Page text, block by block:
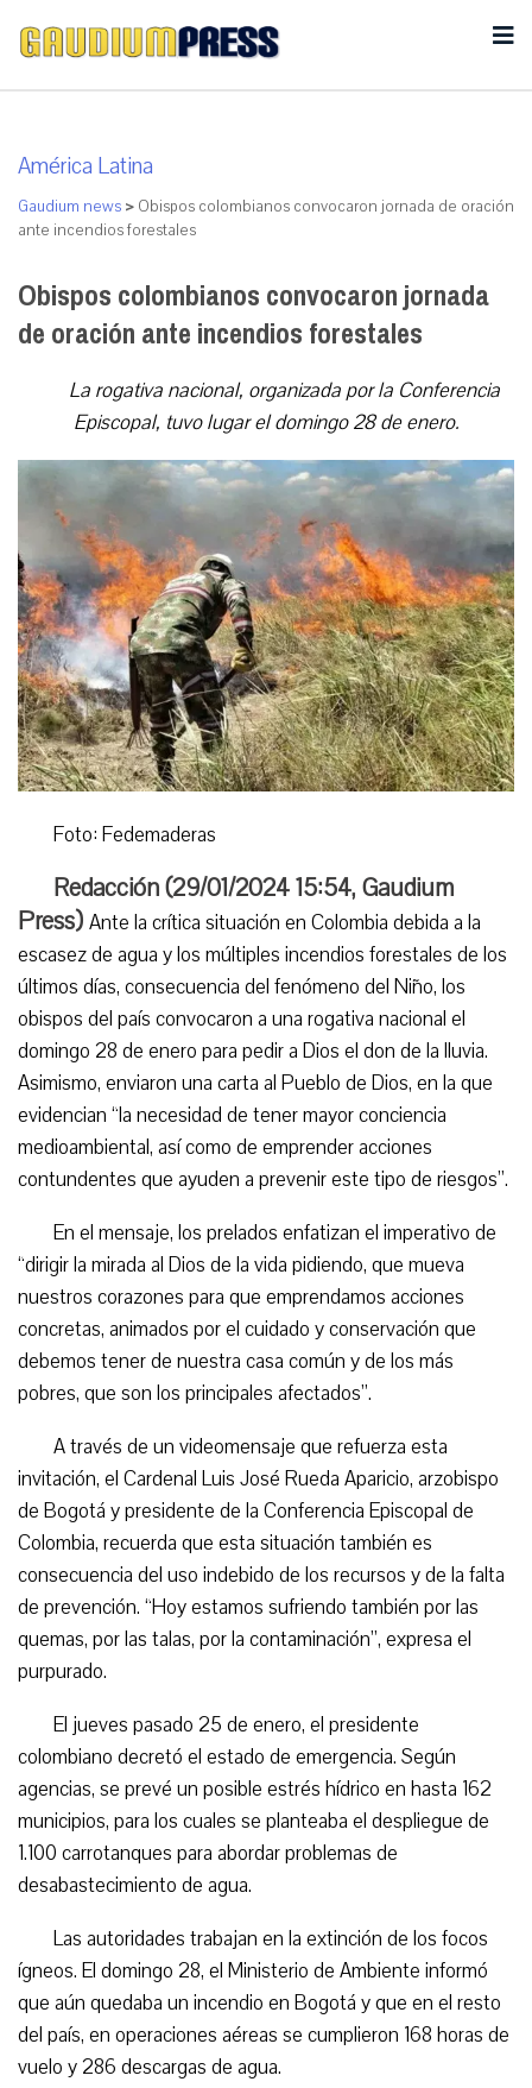
América Latina
Gaudium news > Obispos colombianos convocaron jornada de oración
ante incendios forestales
Obispos colombianos convocaron jornada
de oración ante incendios forestales
La rogativa nacional, organizada por la Conferencia
Episcopal, tuvo lugar el domingo 28 de enero.
Foto: Fedemaderas
Redacción (29/01/2024 15:54, Gaudium
Press) Ante la crítica situación en Colombia debida a la
escasez de agua y los múltiples incendios forestales de los
últimos días, consecuencia del fenómeno del Niño, los
obispos del país convocaron a una rogativa nacional el
domingo 28 de enero para pedir a Dios el don de la lluvia.
Asimismo, enviaron una carta al Pueblo de Dios, en la que
evidencian “la necesidad de tener mayor conciencia
medioambiental, así como de emprender acciones
contundentes que ayuden a prevenir este tipo de riesgos”.
En el mensaje, los prelados enfatizan el imperativo de
“dirigir la mirada al Dios de la vida pidiendo, que mueva
nuestros corazones para que emprendamos acciones
concretas, animados por el cuidado y conservación que
debemos tener de nuestra casa común y de los más
pobres, que son los principales afectados”.
A través de un videomensaje que refuerza esta
invitación, el Cardenal Luis José Rueda Aparicio, arzobispo
de Bogotá y presidente de la Conferencia Episcopal de
Colombia, recuerda que esta situación también es
consecuencia del uso indebido de los recursos y de la falta
de prevención. “Hoy estamos sufriendo también por las
quemas, por las talas, por la contaminación”, expresa el
purpurado.
El jueves pasado 25 de enero, el presidente
colombiano decretó el estado de emergencia. Según
agencias, se prevé un posible estrés hídrico en hasta 162
municipios, para los cuales se planteaba el despliegue de
1.100 carrotanques para abordar problemas de
desabastecimiento de agua.
Las autoridades trabajan en la extinción de los focos
ígneos. El domingo 28, el Ministerio de Ambiente informó
que aún quedaba un incendio en Bogotá y que en el resto
del país, en operaciones aéreas se cumplieron 168 horas de
vuelo y 286 descargas de agua.